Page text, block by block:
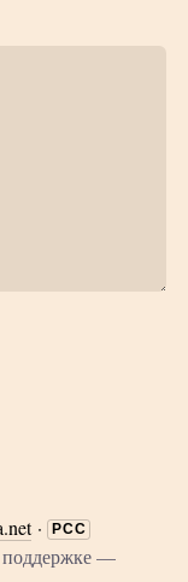
· РСС
поддержке —